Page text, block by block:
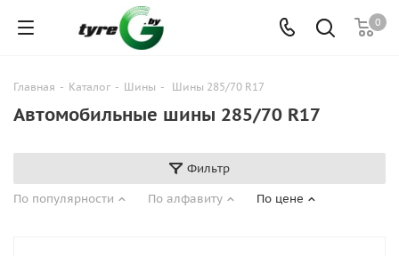
0
Главная - Каталог - Шины - Шины 285/70 R17
Автомобильные шины 285/70 R17
Фильтр
По популярности
По алфавиту По цене